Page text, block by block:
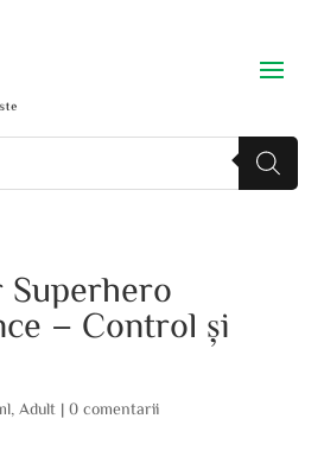
Superhero
– Control și
, Adult | 0 comentarii